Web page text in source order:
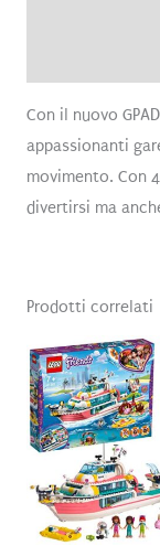
Con il nuovo
appassionanti
movimento. Con
divertirsi ma
Prodotti correlati